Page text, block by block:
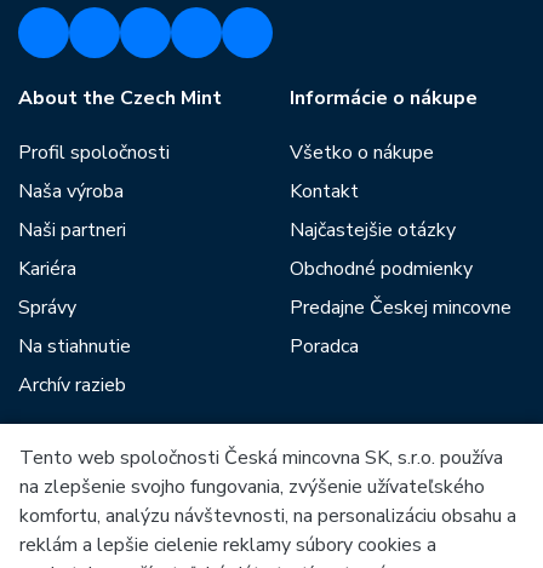
About the Czech Mint
Profil spoločnosti
Naša výroba
Naši partneri
Kariéra
Správy
Na stiahnutie
Archív razieb
Informácie o nákupe
Všetko o nákupe
Kontakt
Najčastejšie otázky
Obchodné podmienky
Predajne Českej mincovne
Poradca
Medzi našich partnerov patria:
Tento web spoločnosti Česká mincovna SK, s.r.o. používa
na zlepšenie svojho fungovania, zvýšenie užívateľského
komfortu, analýzu návštevnosti, na personalizáciu obsahu a
reklám a lepšie cielenie reklamy súbory cookies a